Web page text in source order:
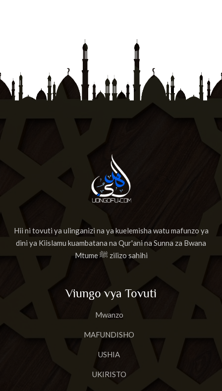
Hii ni tovuti ya ulinganizi na ya kuelemisha watu mafunzo ya
dini ya Kiislamu kuambatana na Qur'ani na Sunna za Bwana
Mtume ﷺ zilizo sahihi
Viungo vya Tovuti
Mwanzo
MAFUNDISHO
USHIA
UKIRISTO